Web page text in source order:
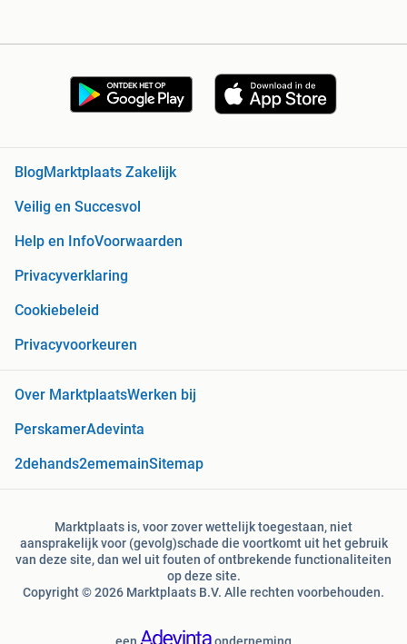
BlogMarktplaats Zakelijk
Veilig en Succesvol
Help en InfoVoorwaarden
Privacyverklaring
Cookiebeleid
Privacyvoorkeuren
Over MarktplaatsWerken bij
PerskamerAdevinta
2dehands2ememainSitemap
Marktplaats is, voor zover wettelijk toegestaan, niet
aansprakelijk voor (gevolg)schade die voortkomt uit het gebruik
van deze site, dan wel uit fouten of ontbrekende functionaliteiten
op deze site.
Copyright © 2026 Marktplaats B.V. Alle rechten voorbehouden.